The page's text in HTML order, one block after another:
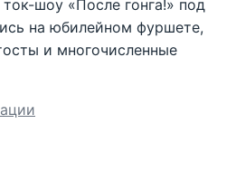
шоу «После гонга!» под
на юбилейном фуршете,
и многочисленные